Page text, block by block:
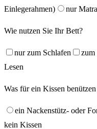
Einlegerahmen)
nur
Wie nutzen Sie Ihr Bett?
nur zum Schlafen zum
Lesen
Was für ein Kissen
ein Nackenstütz- oder
kein Kissen